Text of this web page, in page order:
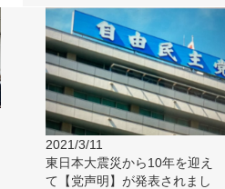
2021/3/11
東日本大震災から10年を迎え
て【党声明】が発表されまし